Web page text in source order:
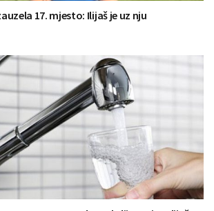
17. mjesto: Ilijaš je uz nju